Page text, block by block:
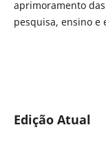
aprimoramento
pesquisa, ensino e
Edição Atual